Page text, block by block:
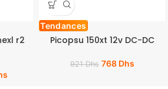
r2
Tendances
Picopsu 150xt 12v DC-DC
921Dhs 768 Dhs